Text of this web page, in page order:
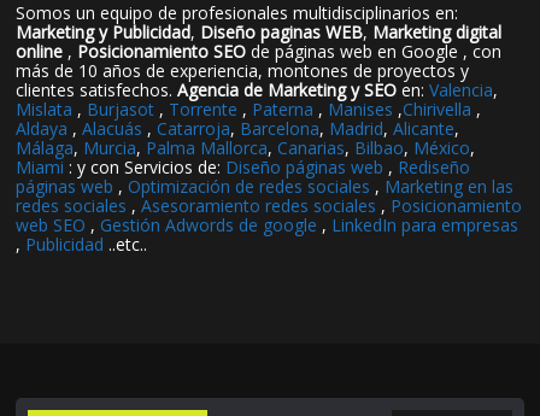
Somos un equipo de profesionales multidisciplinarios en:
Marketing y Publicidad, Diseño paginas WEB, Marketing digital
online , Posicionamiento SEO de páginas web en Google , con
más de 10 años de experiencia, montones de proyectos y
clientes satisfechos.Agencia de Marketing y SEO en:Valencia,
Mislata , Burjasot , Torrente , Paterna , Manises ,Chirivella ,
Aldaya ,Alacuás , Catarroja, Barcelona, Madrid,Alicante,
Málaga, Murcia, Palma Mallorca, Canarias, Bilbao, México,
Miami : y con Servicios de: Diseño páginas web , Rediseño
páginas web , Optimización de redes sociales , Marketing en las
redes sociales ,Asesoramiento redes sociales , Posicionamiento
web SEO , Gestión Adwords de google , LinkedIn para empresas
, Publicidad ..etc..